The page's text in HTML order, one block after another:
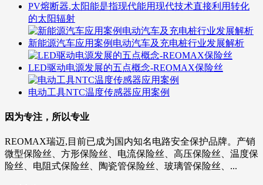
PV熔断器.太阳能是指现代能用现代技术直接利用转化
的太阳辐射
新能源汽车应用案例电动汽车及充电桩行业发展解析
LED驱动电源发展的五点概念-REOMAX保险丝
电动工具NTC温度传感器应用案例
因为专注，所以专业
REOMAX瑞迈,目前已成为国内知名电路安全保护品牌。产销
微型保险丝、方形保险丝、电流保险丝、高压保险丝、温度保
险丝、电阻式保险丝、陶瓷管保险丝、玻璃管保险丝、...